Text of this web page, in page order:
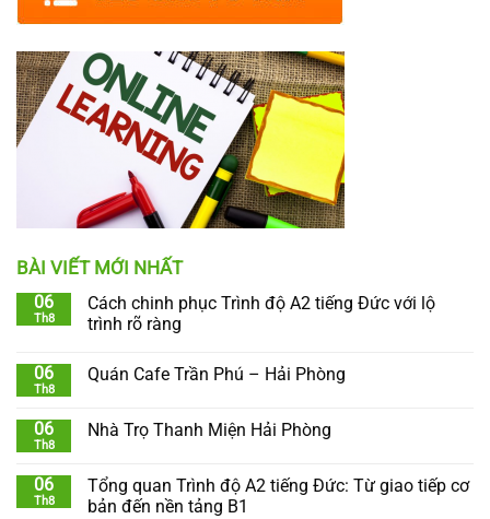
BÀI VIẾT MỚI NHẤT
06
Th8
Cách chinh phục Trình độ A2 tiếng Đức với lộ
trình rõ ràng
06
Th8
Quán Cafe Trần Phú – Hải Phòng
06
Th8
Nhà Trọ Thanh Miện Hải Phòng
06
Th8
Tổng quan Trình độ A2 tiếng Đức: Từ giao tiếp cơ
bản đến nền tảng B1